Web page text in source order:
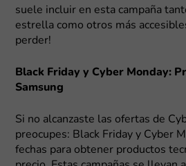
suele incluir en esta campaña
estrella como otros más
perder!
Black Friday y Cyber Monday:
Samsung
Si no alcanzaste las ofertas de
preocupes: Black Friday y Cyber
fechas para obtener productos